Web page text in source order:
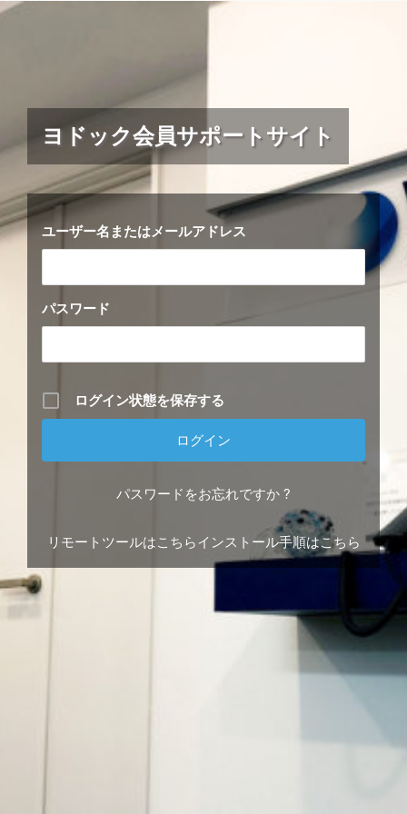
Skip
ヨドック会員サポートサイト
ユーザー名またはメールアドレス
パスワード
ログイン状態を保存する
パスワードをお忘れですか ?
リモートツールはこちらインストール手順はこちら